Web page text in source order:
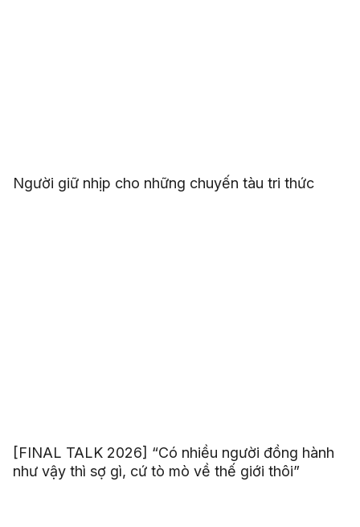
Người giữ nhịp cho những chuyến tàu tri thức
[FINAL TALK 2026] “Có nhiều người đồng hành
như vậy thì sợ gì, cứ tò mò về thế giới thôi”